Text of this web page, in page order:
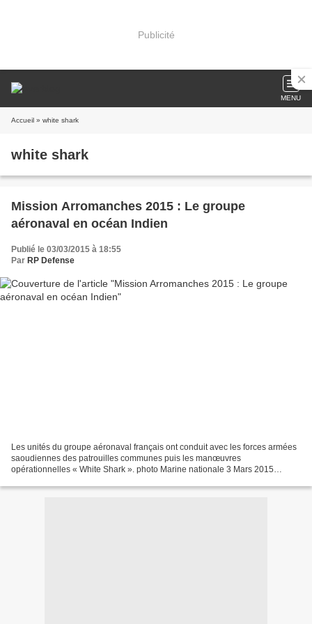
Publicité
MENU
Accueil » white shark
white shark
Mission Arromanches 2015 : Le groupe
aéronaval en océan Indien
Publié le 03/03/2015 à 18:55
Par RP Defense
Les unités du groupe aéronaval français ont conduit avec les forces armées
saoudiennes des patrouilles communes puis les manœuvres
opérationnelles « White Shark ». photo Marine nationale 3 Mars 2015